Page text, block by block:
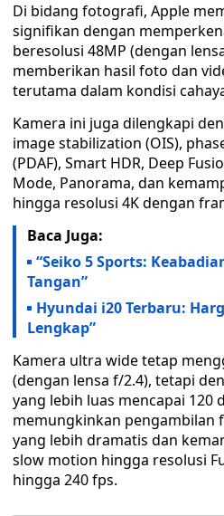
Di bidang fotografi, Apple
signifikan dengan
beresolusi 48MP (dengan
memberikan hasil foto dan
terutama dalam kondisi
Kamera ini juga dilengkapi
image stabilization (OIS),
(PDAF), Smart HDR, Deep
Mode, Panorama, dan
hingga resolusi 4K dengan
Baca Juga:
“Seiko 5 Sports:
Tangan”
Hyundai i20 Terbaru:
Lengkap”
Kamera ultra wide tetap
(dengan lensa f/2.4), tetapi
yang lebih luas mencapai 120
memungkinkan pengambilan
yang lebih dramatis dan
slow motion hingga resolusi
hingga 240 fps.